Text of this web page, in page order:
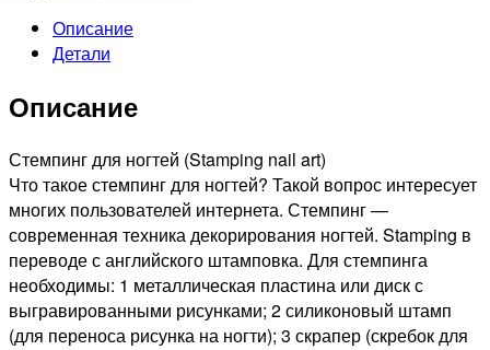
Диск
для
№kst-
Описание
Детали
Описание
Стемпинг для ногтей (Stamping nail art)
Что такое стемпинг для ногтей? Такой вопрос интересует
многих пользователей интернета. Стемпинг —
современная техника декорирования ногтей. Stamping в
переводе с английского штамповка. Для стемпинга
необходимы: 1 металлическая пластина или диск с
выгравированными рисунками; 2 силиконовый штамп
(для переноса рисунка на ногти); 3 скрапер (скребок для